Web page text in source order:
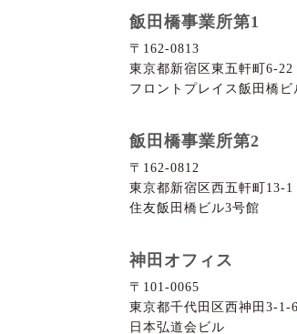
飯田橋事業所第1
〒162-0813
東京都新宿区東五軒町6-22
フロントプレイス飯田橋ビ
飯田橋事業所第2
〒162-0812
東京都新宿区西五軒町13-1
住友飯田橋ビル3号館
神田オフィス
〒101-0065
東京都千代田区西神田3-1-6
日本弘道会ビル